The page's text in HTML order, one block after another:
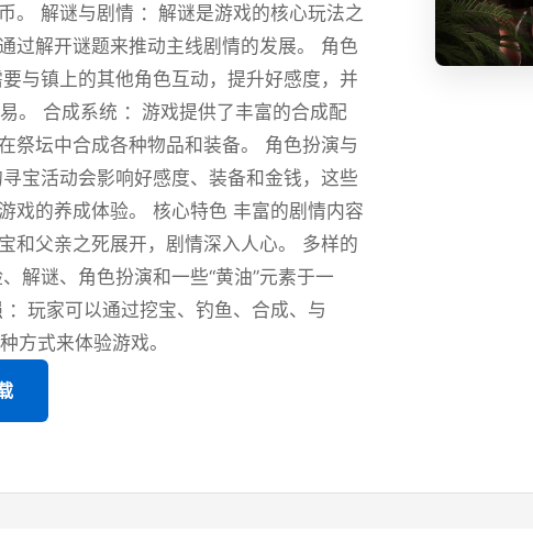
。 解谜与剧情 ：解谜是游戏的核心玩法之
过解开谜题来推动主线剧情的发展。 角色
与镇上的其他角色互动，提升好感度，并
。 合成系统 ：游戏提供了丰富的合成配
祭坛中合成各种物品和装备。 角色扮演与
宝活动会影响好感度、装备和金钱，这些
戏的养成体验。 核心特色 丰富的剧情内容
和父亲之死展开，剧情深入人心。 多样的
解谜、角色扮演和一些“黄油”元素于一
：玩家可以通过挖宝、钓鱼、合成、与
方式来体验游戏。